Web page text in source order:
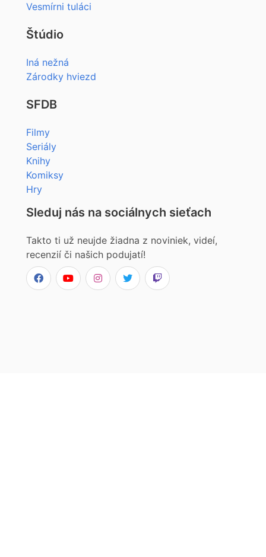
Vesmírni tuláci
Štúdio
Iná nežná
Zárodky hviezd
SFDB
Filmy
Seriály
Knihy
Komiksy
Hry
Sleduj nás na sociálnych sieťach
Takto ti už neujde žiadna z noviniek, videí,
recenzií či našich podujatí!